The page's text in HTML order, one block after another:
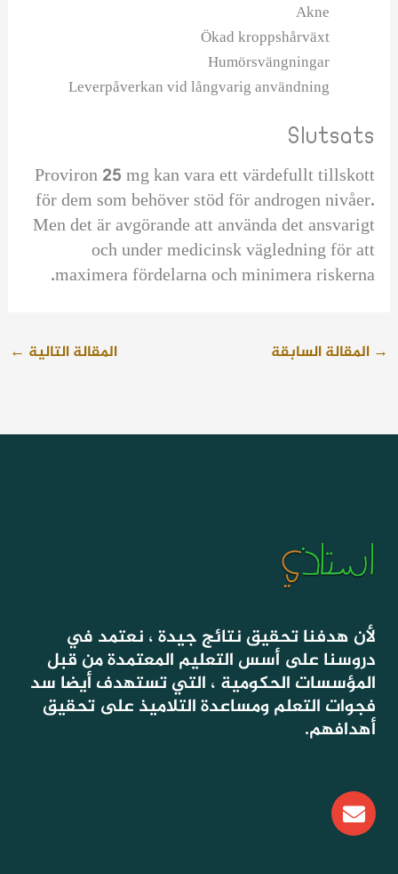
Akne
Ökad kroppshårväxt
Humörsvängningar
Leverpåverkan vid långvarig användning
Slutsats
Proviron 25 mg kan vara ett värdefullt tillskott
för dem som behöver stöd för androgen nivåer.
Men det är avgörande att använda det ansvarigt
och under medicinsk vägledning för att
maximera fördelarna och minimera riskerna.
→ المقالة السابقة المقالة التالية ←
لأن هدفنا تحقيق نتائج جيدة ، نعتمد في
دروسنا على أسس التعليم المعتمدة من قبل
المؤسسات الحكومية ، التي تستهدف أيضا سد
فجوات التعلم ومساعدة التلاميذ على تحقيق
أهدافهم.
E
n
v